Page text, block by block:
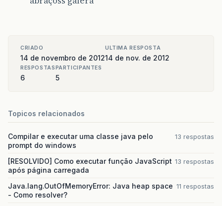
CRIADO
14 de novembro de 2012
ULTIMA RESPOSTA
14 de nov. de 2012
RESPOSTAS
6
PARTICIPANTES
5
Topicos relacionados
Compilar e executar uma classe java pelo
prompt do windows
13 respostas
[RESOLVIDO] Como executar função JavaScript
após página carregada
13 respostas
Java.lang.OutOfMemoryError: Java heap space
- Como resolver?
11 respostas